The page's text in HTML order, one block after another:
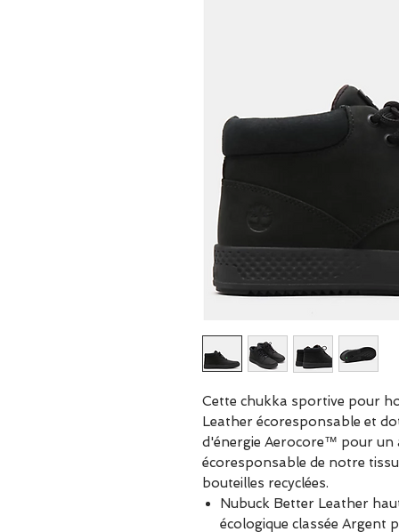
Cette chukka sportive pour
Leather écoresponsable et
d'énergie Aerocore™ pour un
écoresponsable de notre
bouteilles recyclées.
Nubuck Better Leather
écologique classée Argent